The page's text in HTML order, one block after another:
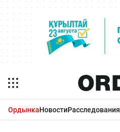
ОрдынкаНовостиРасследования